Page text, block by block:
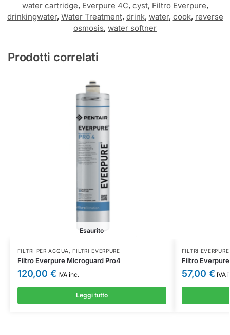
water cartridge, Everpure 4C, cyst, Filtro Everpure,
drinkingwater, Water Treatment, drink, water, cook, reverse
osmosis, water softner
Prodotti correlati
Esaurito
FILTRI PER ACQUA, FILTRI EVERPURE
Filtro Everpure Microguard Pro4
120,00 € IVA inc.
Leggi tutto
FILTRI EVERPURE
Filtro
57,00 € IVA